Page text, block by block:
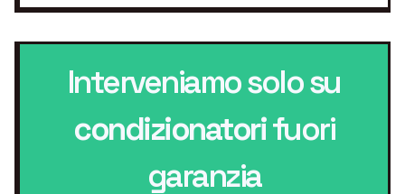
Interveniamo solo su
condizionatorifuori
garanzia